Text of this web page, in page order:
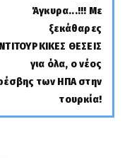
Άγκυρα...!!! Με
ξεκάθαρες
ΘΕΣΕΙΣ
για όλα, ο νέος
των ΗΠΑ στην
τουρκία!